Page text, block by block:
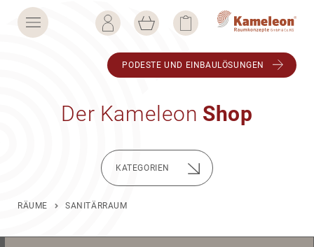
PODESTE UND EINBAU­LÖ­SUNGEN
Der Kame­leon Shop
KATE­GO­RIEN
RÄUME SANITÄRRAUM